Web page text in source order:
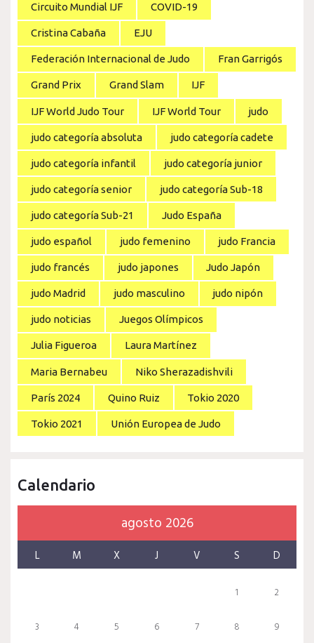
Circuito Mundial IJF COVID-19
Cristina Cabaña EJU
Federación Internacional de Judo Fran Garrigós
Grand Prix Grand Slam IJF
IJF World Judo Tour IJF World Tour judo
judo categoría absoluta judo categoría cadete
judo categoría infantil judo categoría junior
judo categoría senior judo categoría Sub-18
judo categoría Sub-21 Judo España
judo español judo femenino judo Francia
judo francés judo japones Judo Japón
judo Madrid judo masculino judo nipón
judo noticias Juegos Olímpicos
Julia Figueroa Laura Martínez
Maria Bernabeu Niko Sherazadishvili
París 2024 Quino Ruiz Tokio 2020
Tokio 2021 Unión Europea de Judo
Calendario
agosto 2026
L M X J V S D
1 2
3 4 5 6 7 8 9